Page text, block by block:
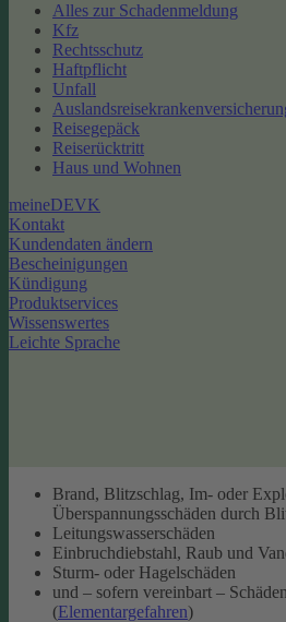
Alles zur Schadenmeldung
Kfz
Rechtsschutz
Haftpflicht
Unfall
Reisegepäck
Reiserücktritt
Haus und Wohnen
meineDEVK
Kontakt
Kundendaten ändern
Bescheinigungen
Kündigung
Produktservices
Wissenswertes
Leichte Sprache
Brand, Blitzschlag, Im- oder
Überspannungsschäden durch
Leitungswasserschäden
Einbruchdiebstahl, Raub und
Sturm- oder Hagelschäden
und – sofern vereinbart –
(Elementargefahren)